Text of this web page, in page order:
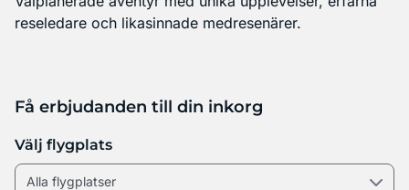
reseledare och likasinnade medresenärer.
Få erbjudanden till din inkorg
Välj flygplats